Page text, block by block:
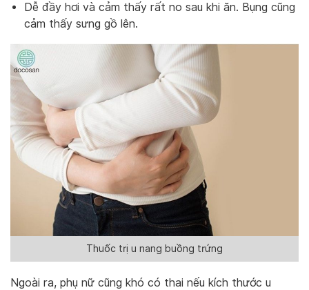
Dễ đầy hơi và cảm thấy rất no sau khi ăn. Bụng cũng
cảm thấy sưng gồ lên.
Thuốc trị u nang buồng trứng
Ngoài ra, phụ nữ cũng khó có thai nếu kích thước u